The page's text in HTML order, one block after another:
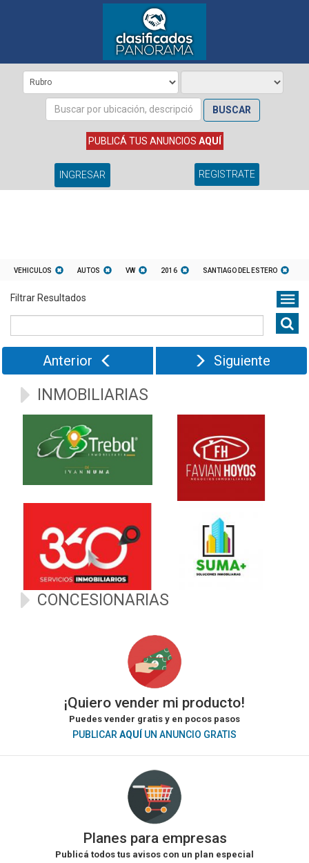
BUSCAR
PUBLICÁ TUS ANUNCIOS AQUÍ
INGRESAR REGISTRATE
VEHICULOS AUTOS VW 2016 SANTIAGO DEL ESTERO
Filtrar Resultados
Anterior Siguiente
INMOBILIARIAS
CONCESIONARIAS
¡Quiero vender mi producto!
Puedes vender gratis y en pocos pasos
PUBLICARAQUÍ UN ANUNCIO GRATIS
Planes para empresas
Publicá todos tus avisos con un plan especial